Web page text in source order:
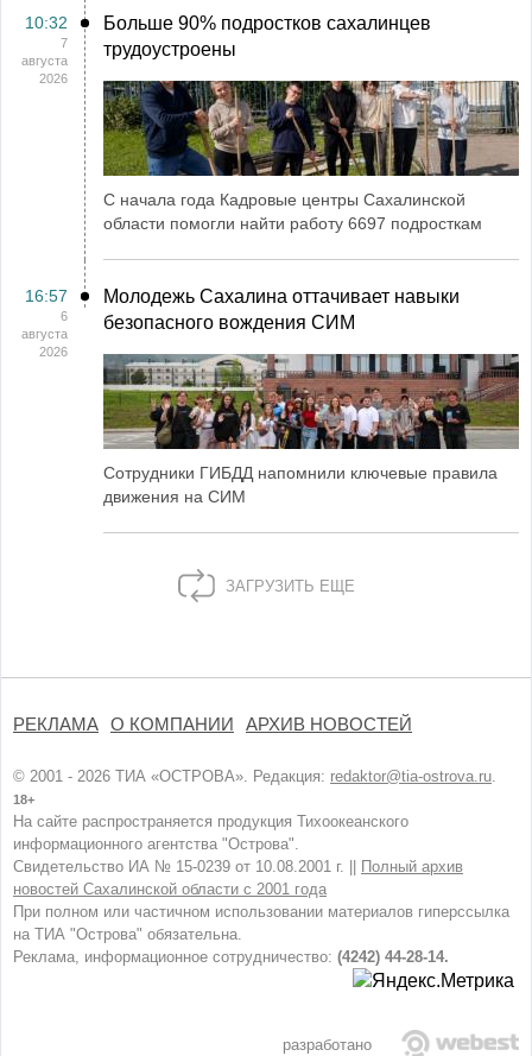
10:32
7
августа
2026
Больше 90% подростков сахалинцев
трудоустроены
С начала года Кадровые центры Сахалинской
области помогли найти работу 6697 подросткам
16:57
6
августа
2026
Молодежь Сахалина оттачивает навыки
безопасного вождения СИМ
Сотрудники ГИБДД напомнили ключевые правила
движения на СИМ
ЗАГРУЗИТЬ ЕЩЕ
РЕКЛАМА О КОМПАНИИ АРХИВ НОВОСТЕЙ
© 2001 - 2026 ТИА «ОСТРОВА». Редакция: redaktor@tia-ostrova.ru
18+
На сайте распространяется продукция Тихоокеанского
информационного агентства "Острова".
Свидетельство ИА № 15-0239 от 10.08.2001 г. || Полный архив
новостей Сахалинской области с 2001 года
При полном или частичном использовании материалов гиперссылка
на ТИА "Острова" обязательна.
Реклама, информационное сотрудничество: (4242) 44-28-14.
разработано